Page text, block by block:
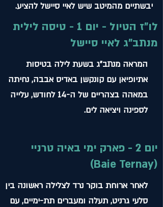
יבשתיים מהמיטב שיש לאיי סיישל להציע.
לו"ז הטיול - יום 1 - טיסה לילית
מנתב"ג לאיי סיישל
המראה מנתב"ג בשעת לילה בטיסות
אתיופיאן עם קונקשן באדיס אבבה, נחיתה
במאהה בצהריים של ה-14 לחודש, עלייה
לספינה ויציאה לים.
יום 2 - פארק ימי באיה טרניי
(Baie Ternay)
לאחר ארוחת בוקר נרד לצלילה ראשונה בין
סלעי גרניט, תעלה ומעברים תת-ימיים, עם